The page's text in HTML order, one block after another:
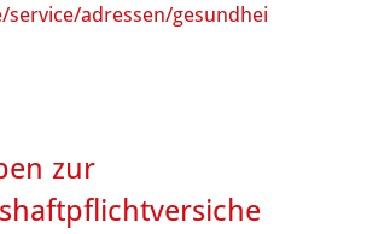
service/adressen/gesundhei
zur